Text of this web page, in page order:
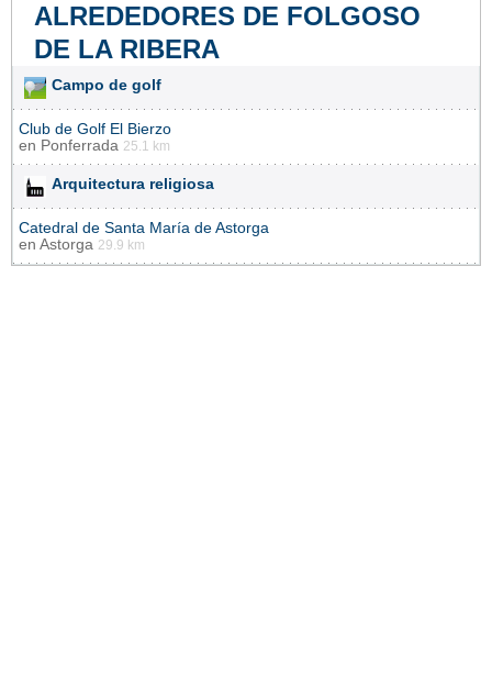
ALREDEDORES DE FOLGOSO
DE LA RIBERA
Campo de golf
Club de Golf El Bierzo
en Ponferrada 25.1 km
Arquitectura religiosa
Catedral de Santa María de Astorga
en Astorga 29.9 km